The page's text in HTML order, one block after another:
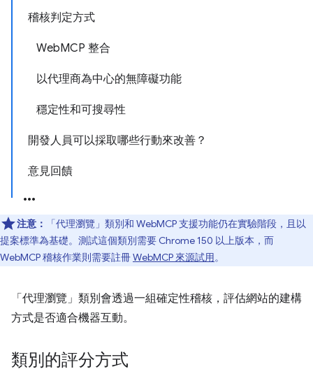
稽核判定方式
WebMCP 整合
以代理商為中心的無障礙功能
穩定性和可搜尋性
開發人員可以採取哪些行動來改善？
意見回饋
注意：
「代理瀏覽」類別和 WebMCP 支援功能仍在實驗階段，且以
提案標準為基礎。測試這個類別需要 Chrome 150 以上版本，而
WebMCP 稽核作業則需要註冊WebMCP 來源試用。
「代理瀏覽」類別會透過一組確定性稽核，評估網站的建構
方式是否適合機器互動。
類別的評分方式